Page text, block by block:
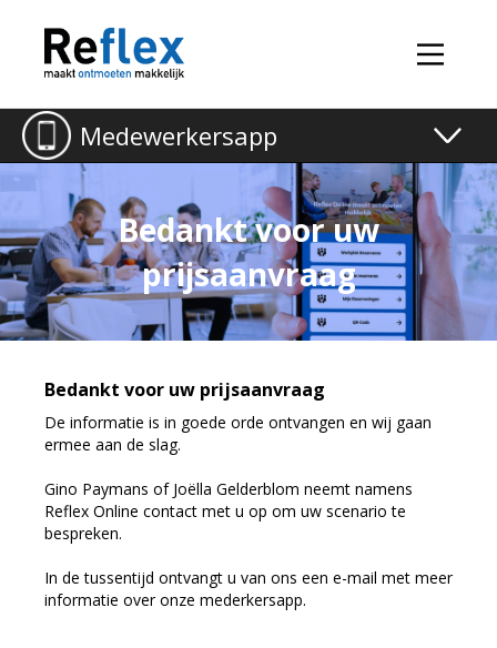
Toggle
Medewerkersapp
Bedankt voor uw
prijsaanvraag
Bedankt voor uw prijsaanvraag
De informatie is in goede orde ontvangen en wij gaan
ermee aan de slag.
Gino Paymans of Joëlla Gelderblom neemt namens
Reflex Online contact met u op om uw scenario te
bespreken.
In de tussentijd ontvangt u van ons een e-mail met meer
informatie over onze mederkersapp.